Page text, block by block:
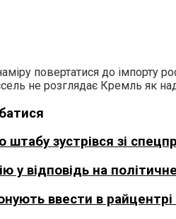
повертатися до імпорту
не розглядає Кремль як
штабу зустрівся зі
у відповідь на
ввести в